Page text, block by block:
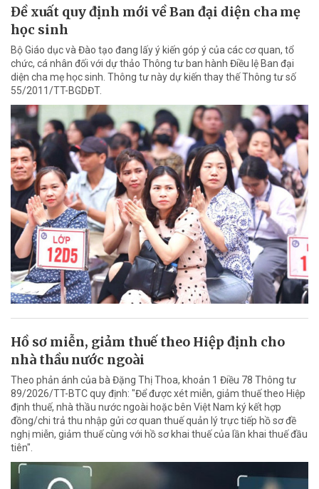
Đề xuất quy định mới về Ban đại diện cha mẹ
học sinh
Bộ Giáo dục và Đào tạo đang lấy ý kiến góp ý của các cơ quan, tổ
chức, cá nhân đối với dự thảo Thông tư ban hành Điều lệ Ban đại
diện cha mẹ học sinh. Thông tư này dự kiến thay thế Thông tư số
55/2011/TT-BGDĐT.
Hồ sơ miễn, giảm thuế theo Hiệp định cho
nhà thầu nước ngoài
Theo phản ánh của bà Đặng Thị Thoa, khoản 1 Điều 78 Thông tư
89/2026/TT-BTC quy định: "Để được xét miễn, giảm thuế theo Hiệp
định thuế, nhà thầu nước ngoài hoặc bên Việt Nam ký kết hợp
đồng/chi trả thu nhập gửi cơ quan thuế quản lý trực tiếp hồ sơ đề
nghị miễn, giảm thuế cùng với hồ sơ khai thuế của lần khai thuế đầu
tiên".